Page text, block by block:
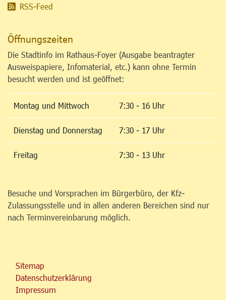
RSS-Feed
Öffnungszeiten
Die Stadtinfo im Rathaus-Foyer (Ausgabe beantragter
Ausweispapiere, Infomaterial, etc.) kann ohne Termin
besucht werden und ist geöffnet:
Montag und Mittwoch 7:30 - 16 Uhr
Dienstag und Donnerstag 7:30 - 17 Uhr
Freitag 7:30 - 13 Uhr
Besuche und Vorsprachen im Bürgerbüro, der Kfz-
Zulassungsstelle und in allen anderen Bereichen sind nur
nach Terminvereinbarung möglich.
Sitemap
Datenschutzerklärung
Impressum